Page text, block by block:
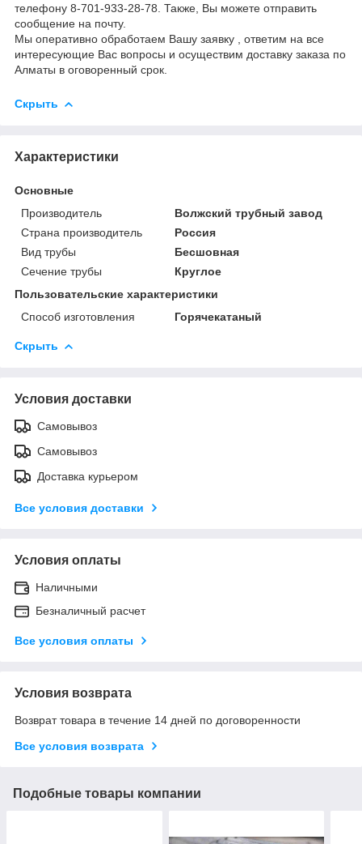
телефону 8-701-933-28-78. Также, Вы можете отправить
сообщение на почту.
Мы оперативно обработаем Вашу заявку , ответим на все
интересующие Вас вопросы и осуществим доставку заказа по
Алматы в оговоренный срок.
Скрыть
Характеристики
Основные
Производитель
Волжский трубный завод
Страна производитель
Россия
Вид трубы
Бесшовная
Сечение трубы
Круглое
Пользовательские характеристики
Способ изготовления
Горячекатаный
Скрыть
Условия доставки
Самовывоз
Самовывоз
Доставка курьером
Все условия доставки
Условия оплаты
Наличными
Безналичный расчет
Все условия оплаты
Условия возврата
Возврат товара в течение 14 дней по договоренности
Все условия возврата
Подобные товары компании